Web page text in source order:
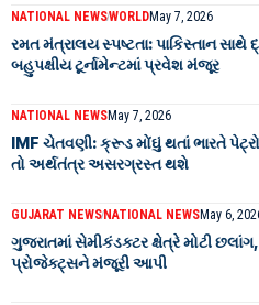
NATIONAL NEWSWORLDMay 7, 2026
રમત મંત્રાલય સ્પષ્ટતા: પાકિસ્તાન સાથે
બહુપક્ષીય ટૂર્નામેન્ટમાં પ્રવેશ મંજૂર
NATIONAL NEWSMay 7, 2026
IMF ચેતવણી: ક્રૂડ મોંઘું થતાં ભારતે
તો અર્થતંત્ર અસરગ્રસ્ત થશે
GUJARAT NEWSNATIONAL NEWSMay 6,
ગુજરાતમાં સેમીકંડક્ટર ક્ષેત્રે મોટી
પ્રોજેક્ટ્સને મંજૂરી આપી